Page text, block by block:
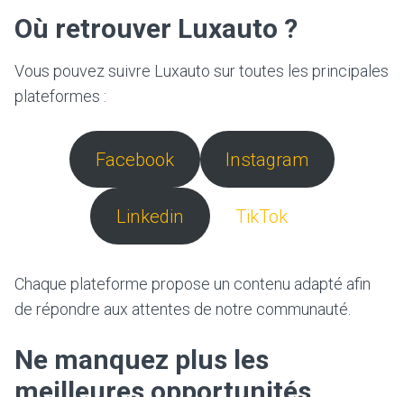
Où retrouver Luxauto ?
Vous pouvez suivre Luxauto sur toutes les principales
plateformes :
Facebook Instagram
Linkedin TikTok
Chaque plateforme propose un contenu adapté afin
de répondre aux attentes de notre communauté.
Ne manquez plus les